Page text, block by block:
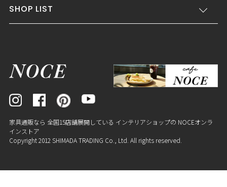
SHOP LIST
家具通販なら 全国15店舗展開している インテリアショップの NOCEオンラ
インストア
Copyright 2012 SHIMADA TRADING Co., Ltd. All rights reserved.